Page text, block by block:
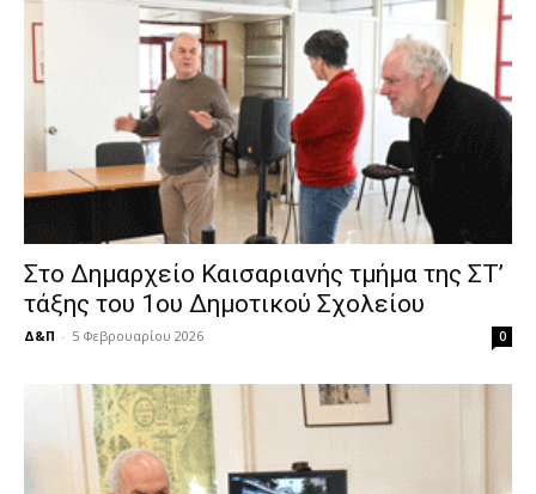
Στο Δημαρχείο Καισαριανής τμήμα της ΣΤ’
τάξης του 1ου Δημοτικού Σχολείου
Δ&Π - 5 Φεβρουαρίου 2026 0